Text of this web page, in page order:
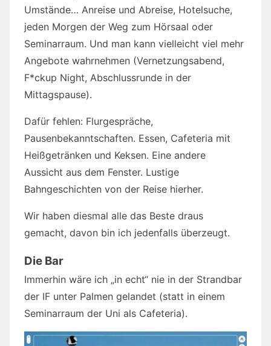
Umstände… Anreise und Abreise, Hotelsuche,
jeden Morgen der Weg zum Hörsaal oder
Seminarraum. Und man kann vielleicht viel mehr
Angebote wahrnehmen (Vernetzungsabend,
F*ckup Night, Abschlussrunde in der
Mittagspause).
Dafür fehlen: Flurgespräche,
Pausenbekanntschaften. Essen, Cafeteria mit
Heißgetränken und Keksen. Eine andere
Aussicht aus dem Fenster. Lustige
Bahngeschichten von der Reise hierher.
Wir haben diesmal alle das Beste draus
gemacht, davon bin ich jedenfalls überzeugt.
Die Bar
Immerhin wäre ich „in echt“ nie in der Strandbar
der IF unter Palmen gelandet (statt in einem
Seminarraum der Uni als Cafeteria).